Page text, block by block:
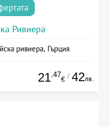
Ривиера
ривиера, Гърция
21.47
€ / 42лв.